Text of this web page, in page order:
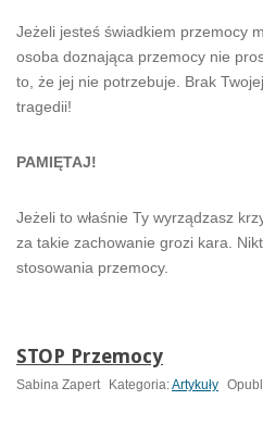
Jeżeli jesteś świadkiem przemocy
osoba doznająca przemocy nie
to, że jej nie potrzebuje. Brak
tragedii!
PAMIĘTAJ!
Jeżeli to właśnie Ty wyrządzasz
za takie zachowanie grozi kara.
stosowania przemocy.
STOP Przemocy
Sabina Zapert Kategoria:Artykuły